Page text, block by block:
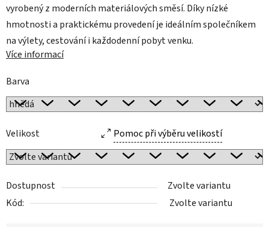
vyrobený z moderních materiálových směsí. Díky nízké
hmotnosti a praktickému provedení je ideálním společníkem
na výlety, cestování i každodenní pobyt venku.
Více informací
Barva
Velikost Pomoc při výběru velikostí
Dostupnost
Zvolte variantu
Kód:
Zvolte variantu